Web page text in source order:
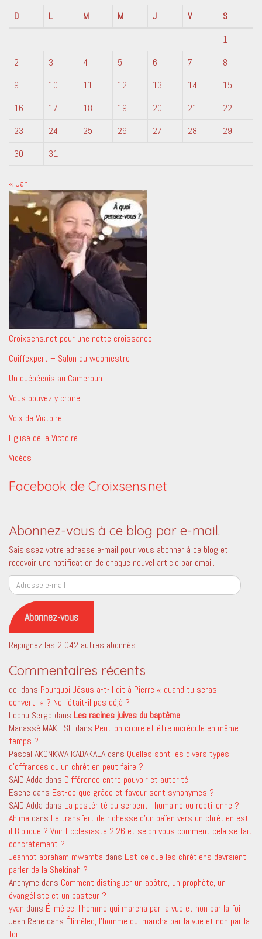
D
L M M J V
S
1
2
3 4 5 6 7
8
9
10 11 12 13 14
15
16
17 18 19 20 21
22
23
24 25 26 27 28
29
30
31
« Jan
Croixsens.net pour une nette croissance
Coiffexpert – Salon du webmestre
Un québécois au Cameroun
Vous pouvez y croire
Voix de Victoire
Eglise de la Victoire
Vidéos
Facebook de Croixsens.net
Abonnez-vous à ce blog par e-mail.
Saisissez votre adresse e-mail pour vous abonner à ce blog et
recevoir une notification de chaque nouvel article par email.
Adresse
e-
mail
Abonnez-vous
Rejoignez les 2 042 autres abonnés
Commentaires récents
del dans Pourquoi Jésus a-t-il dit à Pierre « quand tu seras
converti » ? Ne l’était-il pas déjà ?
Lochu Serge dans Les racines juives du baptême
Manassé MAKIESE dans Peut-on croire et être incrédule en même
temps ?
Pascal AKONKWA KADAKALA dans Quelles sont les divers types
d’offrandes qu’un chrétien peut faire ?
SAID Adda dans Différence entre pouvoir et autorité
Esehe dans Est-ce que grâce et faveur sont synonymes ?
SAID Adda dans La postérité du serpent ; humaine ou reptilienne ?
Ahima dans Le transfert de richesse d’un païen vers un chrétien est-
il Biblique ? Voir Ecclesiaste 2:26 et selon vous comment cela se fait
concrètement ?
Jeannot abraham mwamba dans Est-ce que les chrétiens devraient
parler de la Shekinah ?
Anonyme dans Comment distinguer un apôtre, un prophète, un
évangéliste et un pasteur ?
yvan dans Élimélec, l’homme qui marcha par la vue et non par la foi
Jean Rene dans Élimélec, l’homme qui marcha par la vue et non par la
foi